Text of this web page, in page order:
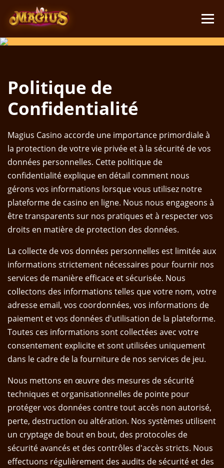
Politique de
Confidentialité
Magius Casino accorde une importance primordiale à
la protection de votre vie privée et à la sécurité de vos
données personnelles. Cette politique de
confidentialité explique en détail comment nous
gérons vos informations lorsque vous utilisez notre
plateforme de casino en ligne. Nous nous engageons à
être transparents sur nos pratiques et à respecter vos
droits en matière de protection des données.
La collecte de vos données personnelles est limitée aux
informations strictement nécessaires pour fournir nos
services de manière efficace et sécurisée. Nous
collectons des informations telles que votre nom, votre
adresse email, vos coordonnées, vos informations de
paiement et vos données d'utilisation de la plateforme.
Toutes ces informations sont collectées avec votre
consentement explicite et sont utilisées uniquement
dans le cadre de la fourniture de nos services de jeu.
Nous mettons en œuvre des mesures de sécurité
techniques et organisationnelles de pointe pour
protéger vos données contre tout accès non autorisé,
perte, destruction ou altération. Nos systèmes utilisent
un cryptage de bout en bout, des protocoles de
sécurité avancés et des contrôles d'accès stricts. Nous
effectuons régulièrement des audits de sécurité et des